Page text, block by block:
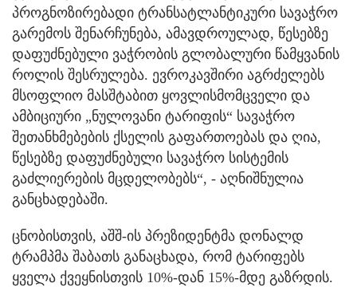
პროგნოზირებადი ტრანსატლანტიკური სავაჭრო
გარემოს შენარჩუნება, ამავდროულად, წესებზე
დაფუძნებული ვაჭრობის გლობალური წამყვანის
როლის შესრულება. ევროკავშირი აგრძელებს
მსოფლიო მასშტაბით ყოვლისმომცველი და
ამბიციური „ნულოვანი ტარიფის“ სავაჭრო
შეთანხმებების ქსელის გაფართოებას და ღია,
წესებზე დაფუძნებული სავაჭრო სისტემის
გაძლიერების მცდელობებს“, - აღნიშნულია
განცხადებაში.
ცნობისთვის, აშშ-ის პრეზიდენტმა დონალდ
ტრამპმა შაბათს განაცხადა, რომ ტარიფებს
ყველა ქვეყნისთვის 10%-დან 15%-მდე გაზრდის.